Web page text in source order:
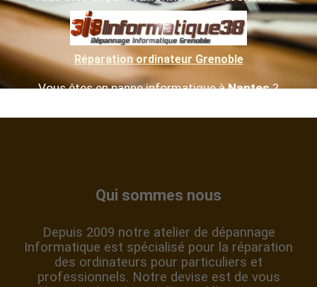
Réparation ordinateur Lille
Vous êtes en panne informatique àGrenoble ?
Réparation ordinateur Nantes
Qui sommes nous